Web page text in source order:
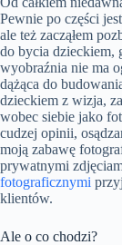
Pewnie po części
ale też zacząłem
do bycia dzieckiem,
wyobraźnia nie ma
dążąca do
dzieckiem z wizja,
wobec siebie jako
cudzej opinii,
moją zabawę
prywatnymi
fotograficznymi
klientów.
Ale o co chodzi?